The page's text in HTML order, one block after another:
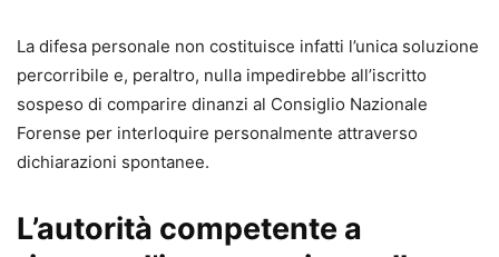
La difesa personale non costituisce infatti l’unica soluzione
percorribile e, peraltro, nulla impedirebbe all’iscritto
sospeso di comparire dinanzi al Consiglio Nazionale
Forense per interloquire personalmente attraverso
dichiarazioni spontanee.
L’autorità competente a